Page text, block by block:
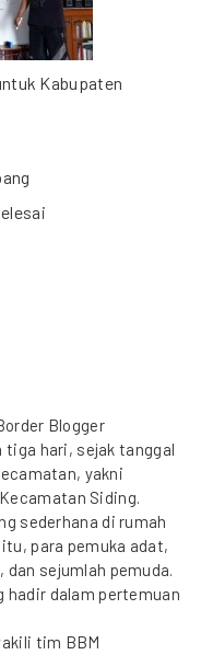
Kabupaten
Blogger
tiga hari, sejak tanggal
yakni
Siding.
sederhana di rumah
para pemuka adat,
sejumlah pemuda.
hadir dalam pertemuan
tim BBM